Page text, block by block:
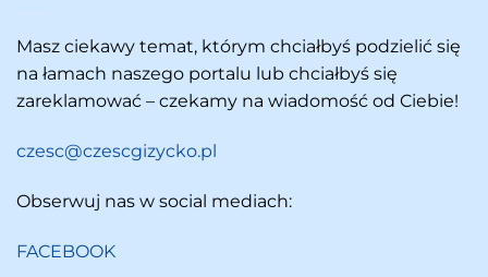
Masz ciekawy temat, którym chciałbyś podzielić się
na łamach naszego portalu lub chciałbyś się
zareklamować – czekamy na wiadomość od Ciebie!
czesc@czescgizycko.pl
Obserwuj nas w social mediach:
FACEBOOK